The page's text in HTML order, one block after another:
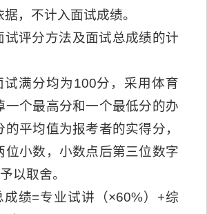
，不计入面试成绩。
试评分方法及面试总成绩的计
试满分均为100分，采用体育
一个最高分和一个最低分的办
平均值为报考者的实得分，
位小数，小数点后第三位数字
以取舍。
成绩=专业试讲（×60%）+综